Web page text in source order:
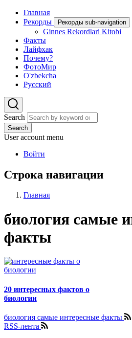
Главная
Рекорды
Рекорды sub-navigation
Ginnes Rekordlari Kitobi
Факты
Лайфхак
Почему?
ФотоМир
O'zbekcha
Русский
Search
Search
User account menu
Войти
Строка навигации
Главная
биология самые
факты
20 интересных фактов о
биологии
биология самые интересные факты
RSS-лента